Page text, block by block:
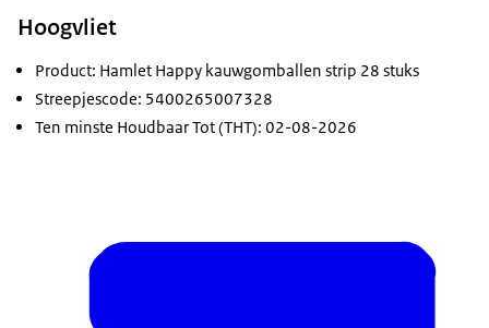
Hoogvliet
Product: Hamlet Happy kauwgomballen strip 28 stuks
Streepjescode: 5400265007328
Ten minste Houdbaar Tot (THT): 02-08-2026